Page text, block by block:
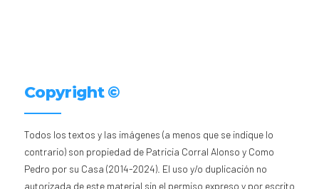
Copyright ©
Todos los textos y las imágenes (a menos que se indique lo
contrario) son propiedad de Patricia Corral Alonso y Como
Pedro por su Casa (2014-2024). El uso y/o duplicación no
autorizada de este material sin el permiso expreso y por escrito